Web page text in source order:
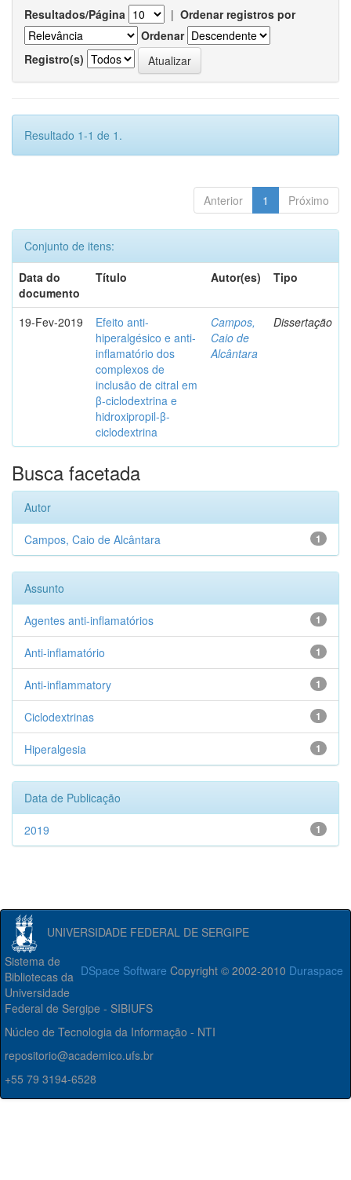
Resultados/Página | Ordenar registros por
Ordenar
Registro(s)
Resultado 1-1 de 1.
Anterior 1 Próximo
Conjunto de itens:
Data do
documento
Título Autor(es) Tipo
19-Fev-2019
Efeito anti-
hiperalgésico e anti-
inflamatório dos
complexos de
inclusão de citral em
β-ciclodextrina e
hidroxipropil-β-
ciclodextrina
Campos,
Caio de
Alcântara
Dissertação
Busca facetada
Autor
1
Campos, Caio de Alcântara
Assunto
1
Agentes anti-inflamatórios
1
Anti-inflamatório
1
Anti-inflammatory
1
Ciclodextrinas
1
Hiperalgesia
Data de Publicação
1
2019
UNIVERSIDADE FEDERAL DE SERGIPE
DSpace Software Copyright © 2002-2010 Duraspace
Sistema de
Bibliotecas da
Universidade
Federal de Sergipe - SIBIUFS
Núcleo de Tecnologia da Informação - NTI
repositorio@academico.ufs.br
+55 79 3194-6528